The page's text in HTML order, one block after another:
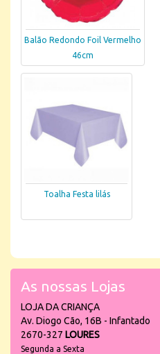
Balão Redondo Foil Vermelho
46cm
Toalha Festa lilás
As nossas Lojas
LOJA DA CRIANÇA
Av. Diogo Cão, 16B - Infantado
2670-327 LOURES
Segunda a Sexta